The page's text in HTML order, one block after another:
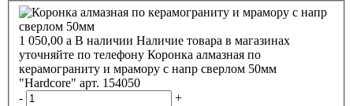
1 050,00 a В наличии Наличие товара в магазинах
уточняйте по телефону Коронка алмазная по
керамограниту и мрамору с напр сверлом 50мм
"Hardcore" арт. 154050
-
+